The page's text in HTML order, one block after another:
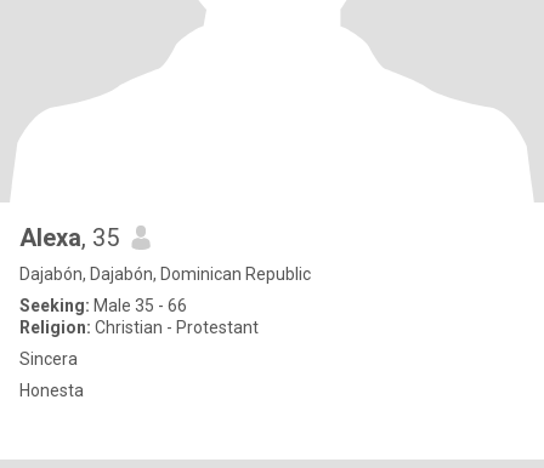
Alexa, 35
Dajabón, Dajabón, Dominican Republic
Seeking: Male 35 - 66
Religion: Christian - Protestant
Sincera
Honesta